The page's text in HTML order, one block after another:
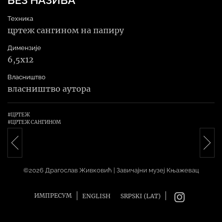
Техника
цртеж сангином на папиру
Димензије
6,5x12
Власништво
власништво аутора
#ЦРТЕЖ
#ЦРТЕЖ САНГИНОМ
Навигација
©2026 Драгослав Живковић | Завичајни музеј Књажевац
ИМПРЕСУМ ENGLISH SRPSKI (LAT)